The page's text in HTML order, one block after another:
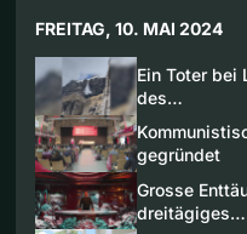
FREITAG, 10. MAI 2024
Ein Toter bei
des…
gegründet
Grosse
dreitägiges…